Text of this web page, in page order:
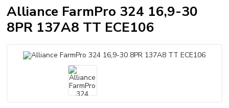
Alliance FarmPro 324 16,9-30
8PR 137A8 TT ECE106